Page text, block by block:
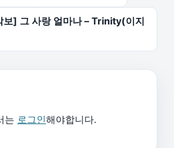
] 그 사랑 얼마나 – Trinity(이지
는 로그인해야합니다.